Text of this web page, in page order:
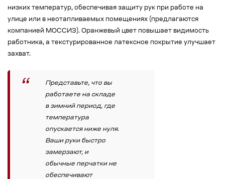
низких температур, обеспечивая защиту рук при работе на
улице или в неотапливаемых помещениях (предлагаются
компанией МОССИЗ). Оранжевый цвет повышает видимость
работника, а текстурированное латексное покрытие улучшает
захват.
Представьте, что вы
работаете на складе
в зимний период, где
температура
опускается ниже нуля.
Ваши руки быстро
замерзают, и
обычные перчатки не
обеспечивают